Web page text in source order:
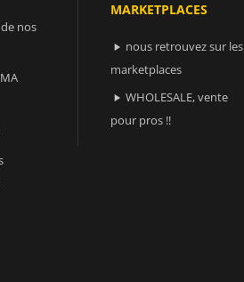
nos
MARKETPLACES
 nous retrouvez sur les
marketplaces
 WHOLESALE, vente
pour pros !!